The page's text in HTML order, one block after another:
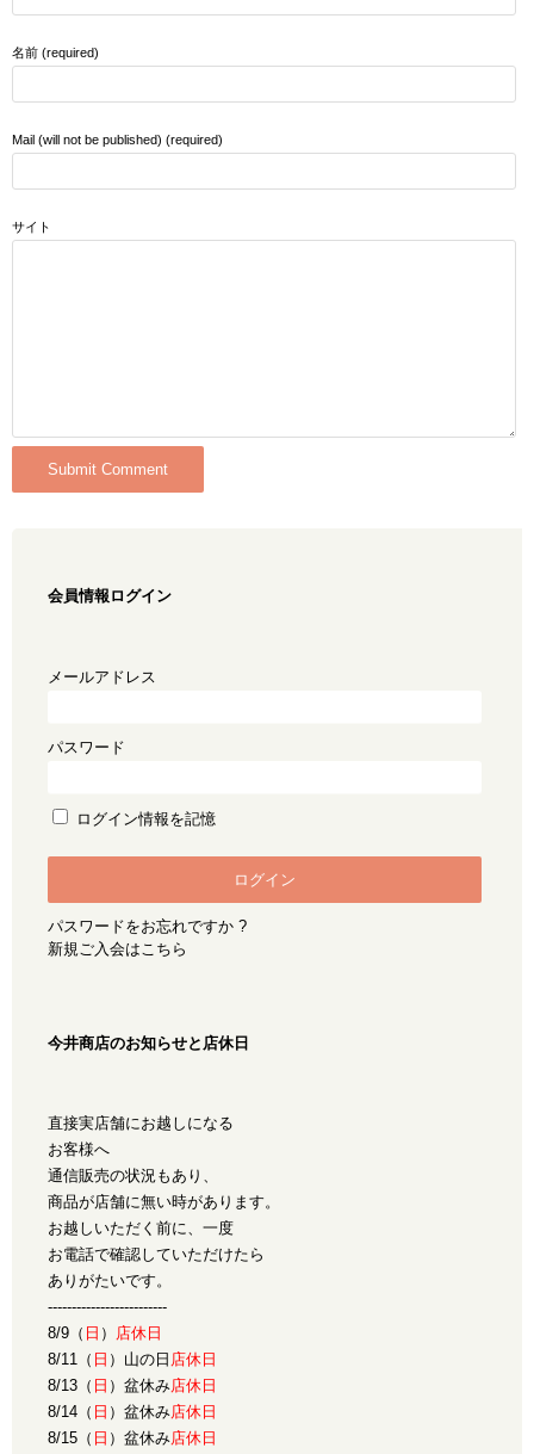
名前 (required)
Mail (will not be published) (required)
サイト
会員情報ログイン
メールアドレス
パスワード
ログイン情報を記憶
パスワードをお忘れですか ?
新規ご入会はこちら
今井商店のお知らせと店休日
直接実店舗にお越しになる
お客様へ
通信販売の状況もあり、
商品が店舗に無い時があります。
お越しいただく前に、一度
お電話で確認していただけたら
ありがたいです。
-------------------------
8/9（ 日 ） 店休日
8/11（ 日 ）山の日 店休日
8/13（ 日 ）盆休み店休日
8/14（ 日 ）盆休み店休日
8/15（ 日 ）盆休み店休日